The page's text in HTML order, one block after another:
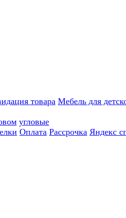
товара Мебель для
угловые
Оплата Рассрочка Яндекс